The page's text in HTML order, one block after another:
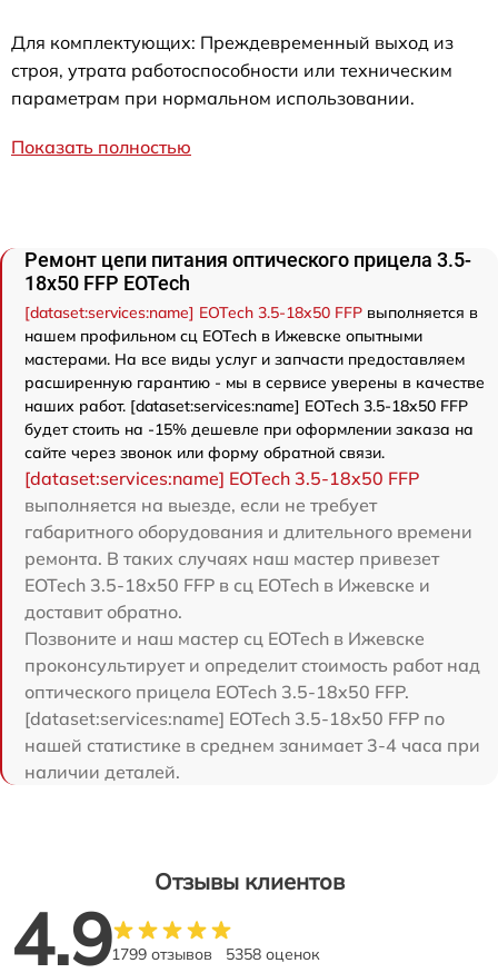
Для комплектующих: Преждевременный выход из
строя, утрата работоспособности или техническим
параметрам при нормальном использовании.
Показать полностью
Ремонт цепи питания оптического прицела 3.5-
18x50 FFP EOTech
[dataset:services:name] EOTech 3.5-18x50 FFP выполняется в
нашем профильном сц EOTech в Ижевске опытными
мастерами. На все виды услуг и запчасти предоставляем
расширенную гарантию - мы в сервисе уверены в качестве
наших работ. [dataset:services:name] EOTech 3.5-18x50 FFP
будет стоить на -15% дешевле при оформлении заказа на
сайте через звонок или форму обратной связи.
[dataset:services:name] EOTech 3.5-18x50 FFP
выполняется на выезде, если не требует
габаритного оборудования и длительного времени
ремонта. В таких случаях наш мастер привезет
EOTech 3.5-18x50 FFP в сц EOTech в Ижевске и
доставит обратно.
Позвоните и наш мастер сц EOTech в Ижевске
проконсультирует и определит стоимость работ над
оптического прицела EOTech 3.5-18x50 FFP.
[dataset:services:name] EOTech 3.5-18x50 FFP по
нашей статистике в среднем занимает 3-4 часа при
наличии деталей.
Отзывы клиентов
4.91799 отзывов 5358 оценок